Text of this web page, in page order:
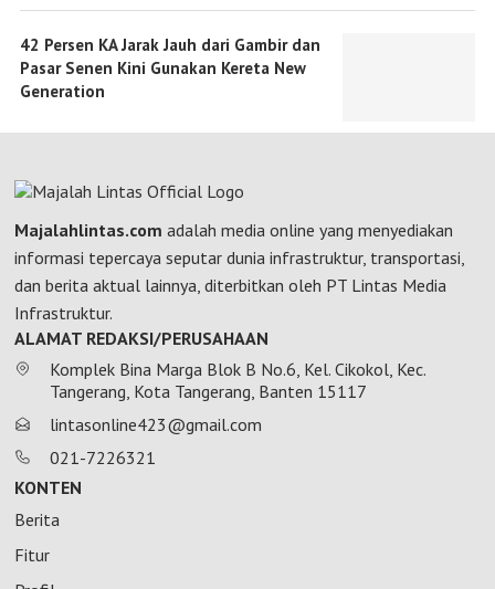
42 Persen KA Jarak Jauh dari Gambir dan
Pasar Senen Kini Gunakan Kereta New
Generation
Majalahlintas.com adalah media online yang menyediakan
informasi tepercaya seputar dunia infrastruktur, transportasi,
dan berita aktual lainnya, diterbitkan oleh PT Lintas Media
Infrastruktur.
ALAMAT REDAKSI/PERUSAHAAN
Komplek Bina Marga Blok B No.6, Kel. Cikokol, Kec.
Tangerang, Kota Tangerang, Banten 15117
lintasonline423@gmail.com
021-7226321
KONTEN
Berita
Fitur